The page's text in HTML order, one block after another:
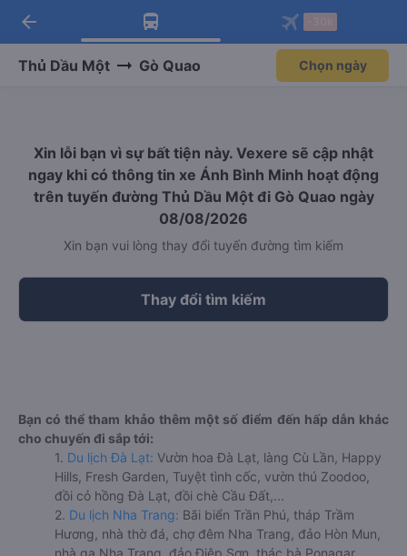
Tải app Vexere ngay!
Nhận ưu đãi thành viên độc
Mở app
Tải app Vexere
-30k/ghế khi đặt vé máy bay qua
Mở app
arrow_back
Thủ Dầu Một Gò Quao Chọn ngày
Xin lỗi bạn vì sự bất tiện này. Vexere sẽ cập nhật
ngay khi có thông tin xe Ánh Bình Minh hoạt động
trên tuyến đường Thủ Dầu Một đi Gò Quao ngày
08/08/2026
Xin bạn vui lòng thay đổi tuyến đường tìm kiếm
Thay đổi tìm kiếm
Bạn có thể tham khảo thêm một số điểm đến hấp dẫn khác
cho chuyến đi sắp tới:
1. Du lịch Đà Lạt: Vườn hoa Đà Lạt, làng Cù Lần, Happy
Hills, Fresh Garden, Tuyệt tình cốc, vườn thú Zoodoo,
đồi cỏ hồng Đà Lạt, đồi chè Cầu Đất,...
2. Du lịch Nha Trang: Bãi biển Trần Phú, tháp Trầm
Hương, nhà thờ đá, chợ đêm Nha Trang, đảo Hòn Mun,
nhà ga Nha Trang, đảo Điệp Sơn, thác bà Ponagar,...